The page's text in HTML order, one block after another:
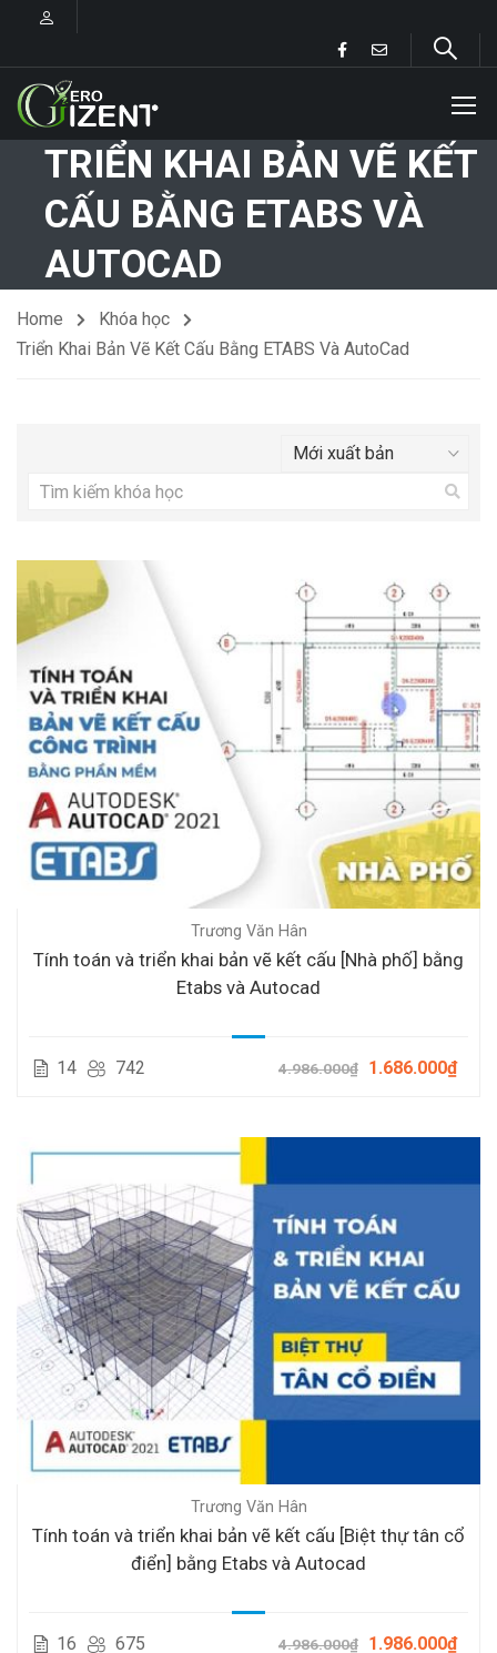
TRIỂN KHAI BẢN VẼ KẾT
CẤU BẰNG ETABS VÀ
AUTOCAD
Home
Khóa học
Triển Khai Bản Vẽ Kết Cấu Bằng ETABS Và AutoCad
Trương Văn Hân
Tính toán và triển khai bản vẽ kết cấu [Nhà phố] bằng
Etabs và Autocad
14 742 4.986.000₫ 1.686.000₫
Trương Văn Hân
Tính toán và triển khai bản vẽ kết cấu [Biệt thự tân cổ
điển] bằng Etabs và Autocad
16 675 4.986.000₫ 1.986.000₫